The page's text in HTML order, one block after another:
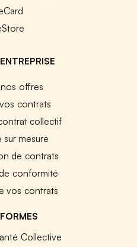
offres
contrats
collectif
sur mesure
de contrats
conformité
vos contrats
Collective